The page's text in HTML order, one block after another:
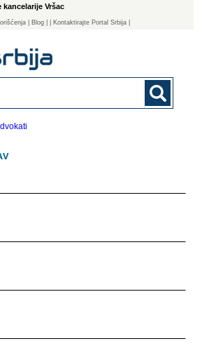
Vršac
Blog | Kontaktirajte Portal Srbija |